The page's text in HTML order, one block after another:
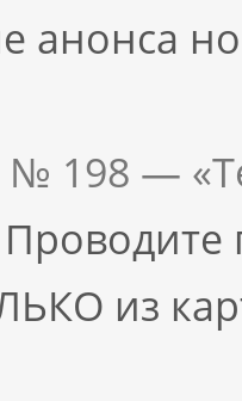
анонса
№ 198 —
Проводите
из